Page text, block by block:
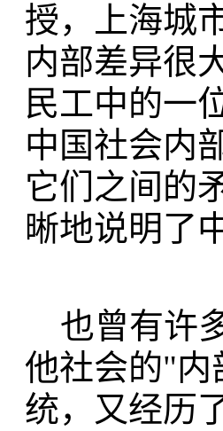
授，上海城
内部差异很
民工中的一
中国社会内
它们之间的
晰地说明了
也曾有许
他社会的"内
统，又经历